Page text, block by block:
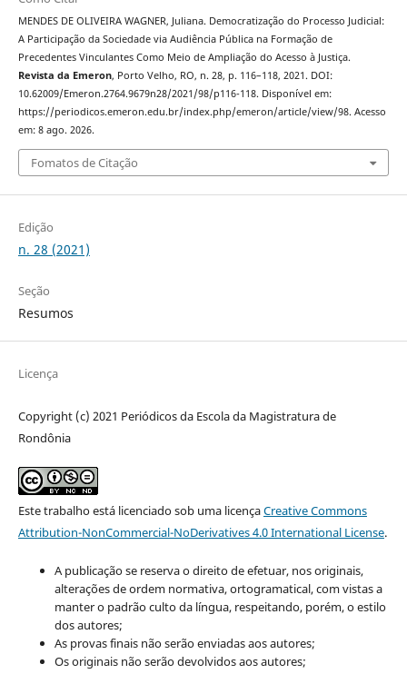
MENDES DE OLIVEIRA WAGNER, Juliana. Democratização do Processo Judicial:
A Participação da Sociedade via Audiência Pública na Formação de
Precedentes Vinculantes Como Meio de Ampliação do Acesso à Justiça.
Revista da Emeron, Porto Velho, RO, n. 28, p. 116–118, 2021. DOI:
10.62009/Emeron.2764.9679n28/2021/98/p116-118. Disponível em:
https://periodicos.emeron.edu.br/index.php/emeron/article/view/98. Acesso
em: 8 ago. 2026.
Fomatos de Citação
Edição
n. 28 (2021)
Seção
Resumos
Licença
Copyright (c) 2021 Periódicos da Escola da Magistratura de
Rondônia
Este trabalho está licenciado sob uma licençaCreative Commons
Attribution-NonCommercial-NoDerivatives 4.0 International License.
A publicação se reserva o direito de efetuar, nos originais,
alterações de ordem normativa, ortogramatical, com vistas a
manter o padrão culto da língua, respeitando, porém, o estilo
dos autores;
As provas finais não serão enviadas aos autores;
Os originais não serão devolvidos aos autores;